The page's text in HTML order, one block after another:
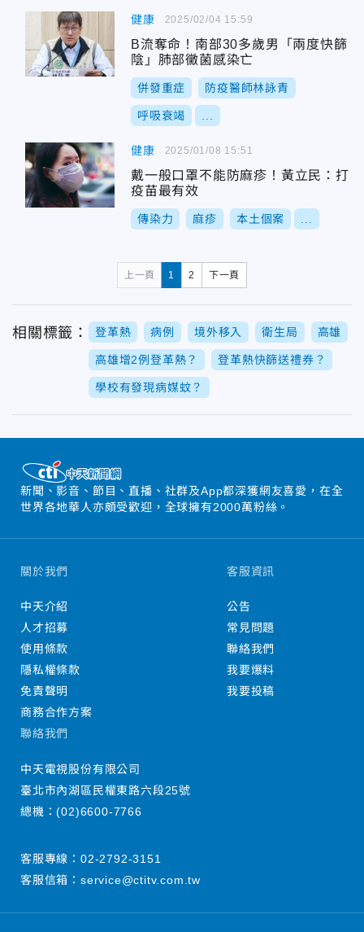
健康
B流奪命！南部30多歲男「兩度快篩
陰」肺部黴菌感染亡
併發重症 防疫醫師林詠青
呼吸衰竭
2025/02/04 15:59
健康
戴一般口罩不能防麻疹！黃立民：打
疫苗最有效
傳染力 麻疹 本土個案
2025/01/08 15:51
上一頁 1 2 下一頁
相關標籤： 登革熱 病例 境外移入 衛生局 高雄
高雄增2例登革熱？ 登革熱快篩送禮券？
學校有發現病媒蚊？
新聞、影音、節目、直播、社群及App都深獲網友喜愛，在全
世界各地華人亦頗受歡迎，全球擁有2000萬粉絲。
關於我們
中天介紹
人才招募
使用條款
隱私權條款
免責聲明
商務合作方案
客服資訊
公告
常見問題
聯絡我們
我要爆料
我要投稿
聯絡我們
中天電視股份有限公司
臺北市內湖區民權東路六段25號
總機：(02)6600-7766
客服專線： 02-2792-3151
客服信箱： service@ctitv.com.tw